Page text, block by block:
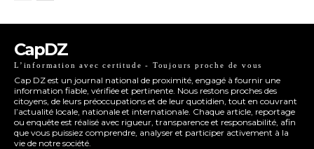
CapDZ
L’information avec certitude - Toujours proche de vous
Cap DZ est un journal national de proximité, engagé à fournir une
information fiable, vérifiée et pertinente. Nous restons proches des
citoyens, de leurs préoccupations et de leur quotidien, tout en couvrant
l’actualité locale, nationale et internationale. Chaque article, reportage
ou enquête est réalisé avec rigueur, transparence et responsabilité, afin
que vous puissiez comprendre, analyser et participer activement à la
vie de notre société.